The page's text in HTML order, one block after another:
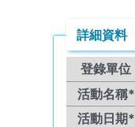
詳細資料
登錄單位
活動名稱*
活動日期*